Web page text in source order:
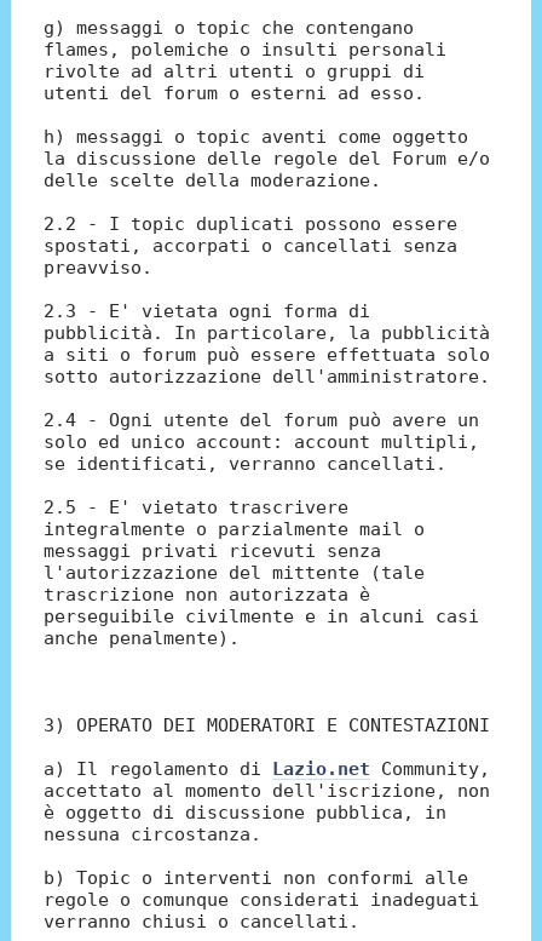
g) messaggi o topic che contengano
flames, polemiche o insulti personali
rivolte ad altri utenti o gruppi di
utenti del forum o esterni ad esso.
h) messaggi o topic aventi come oggetto
la discussione delle regole del Forum e/o
delle scelte della moderazione.
2.2 - I topic duplicati possono essere
spostati, accorpati o cancellati senza
preavviso.
2.3 - E' vietata ogni forma di
pubblicità. In particolare, la pubblicità
a siti o forum può essere effettuata solo
sotto autorizzazione dell'amministratore.
2.4 - Ogni utente del forum può avere un
solo ed unico account: account multipli,
se identificati, verranno cancellati.
2.5 - E' vietato trascrivere
integralmente o parzialmente mail o
messaggi privati ricevuti senza
l'autorizzazione del mittente (tale
trascrizione non autorizzata è
perseguibile civilmente e in alcuni casi
anche penalmente).
3) OPERATO DEI MODERATORI E CONTESTAZIONI
a) Il regolamento di Lazio.net Community,
accettato al momento dell'iscrizione, non
è oggetto di discussione pubblica, in
nessuna circostanza.
b) Topic o interventi non conformi alle
regole o comunque considerati inadeguati
verranno chiusi o cancellati.